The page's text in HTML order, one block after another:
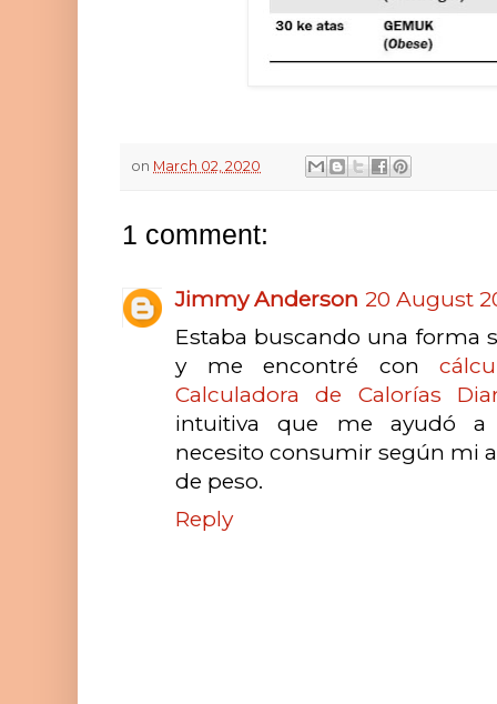
on March 02, 2020
1 comment:
Jimmy Anderson 20 August
Estaba buscando una forma
y me encontré con
Calculadora de Calorías
intuitiva que me ayudó a
necesito consumir según mi
de peso.
Reply